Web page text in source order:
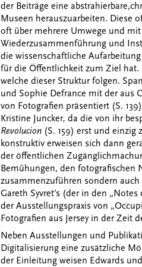
der Beiträge eine abstrahierbare,
Museen herauszuarbeiten. Diese
oft über mehrere Umwege und
Wiederzusammenführung und
die wissenschaftliche
für die Öffentlichkeit zum Ziel hat.
welche dieser Struktur folgen.
und Sophie Defrance mit der aus
von Fotografien präsentiert (S.
Kristine Juncker, da die von ihr
Revolucion (S. 159) erst und einzig
konstruktiv erweisen sich dann
der öffentlichen
Bemühungen, den fotografischen
zusammenzuführen sondern
Gareth Syvret’s (der in den
der Ausstellungspraxis von
Fotografien aus Jersey in der Zeit
Neben Ausstellungen und
Digitalisierung eine zusätzliche
der Einleitung weisen Edwards